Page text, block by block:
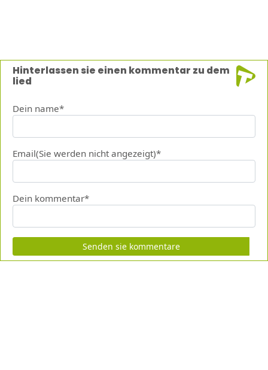
Hinterlassen sie einen kommentar zu dem
lied
Dein name*
Email(Sie werden nicht angezeigt)*
Dein kommentar*
Senden sie kommentare